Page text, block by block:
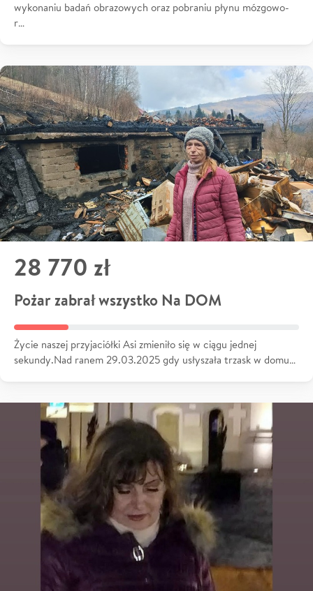
wykonaniu badań obrazowych oraz pobraniu płynu mózgowo-
r…
28 770 zł
Pożar zabrał wszystko Na DOM
Życie naszej przyjaciółki Asi zmieniło się w ciągu jednej
sekundy.Nad ranem 29.03.2025 gdy usłyszała trzask w domu…